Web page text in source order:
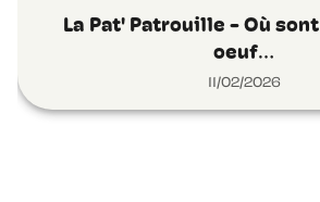
La Pat' Patrouille - Où
oeuf…
11/02/2026